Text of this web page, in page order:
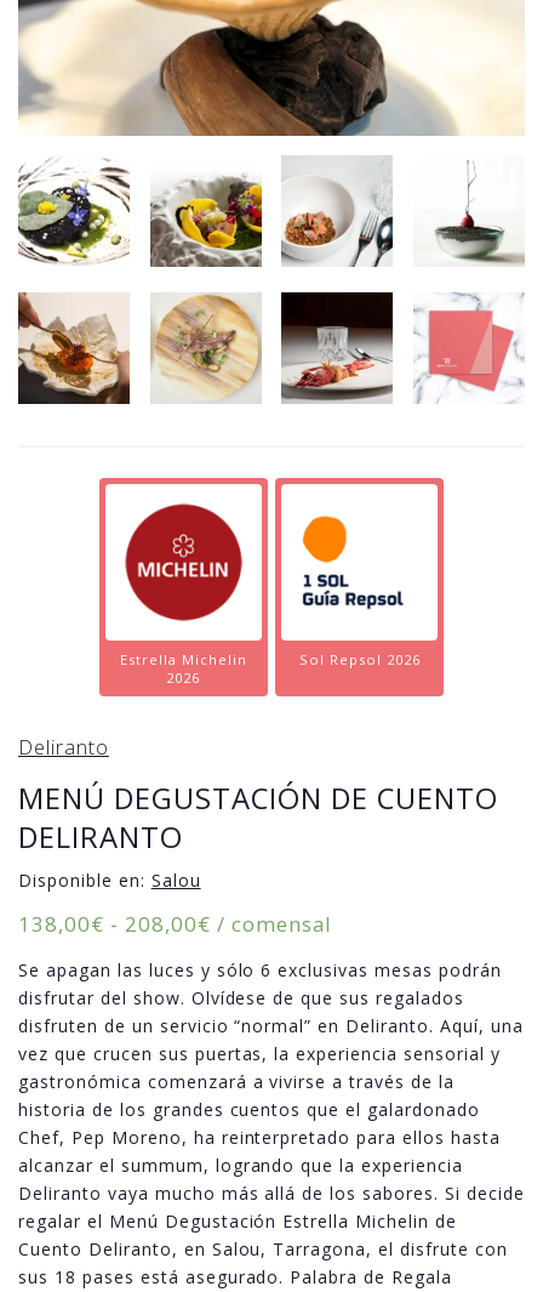
Estrella Michelin
2026
Sol Repsol 2026
Deliranto
MENÚ DEGUSTACIÓN DE CUENTO
DELIRANTO
Disponible en: Salou
138,00€ - 208,00€Rango
precios:
desde
138,00€
hasta
208,00€
/ comensal
Se apagan las luces y sólo 6 exclusivas mesas podrán
disfrutar del show. Olvídese de que sus regalados
disfruten de un servicio “normal” en Deliranto. Aquí, una
vez que crucen sus puertas, la experiencia sensorial y
gastronómica comenzará a vivirse a través de la
historia de los grandes cuentos que el galardonado
Chef, Pep Moreno, ha reinterpretado para ellos hasta
alcanzar el summum, logrando que la experiencia
Deliranto vaya mucho más allá de los sabores. Si decide
regalar el Menú Degustación Estrella Michelin de
Cuento Deliranto, en Salou, Tarragona, el disfrute con
sus 18 pases está asegurado. Palabra de Regala